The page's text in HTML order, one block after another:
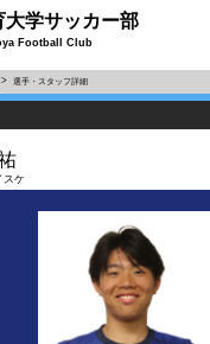
大学サッカー部
Football Club
選手・スタッフ詳細
スケ